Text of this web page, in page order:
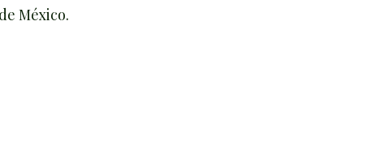
México.